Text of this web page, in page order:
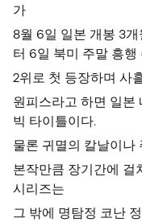
가
8월 6일 일본 개봉 3개
터 6일 북미 주말 흥행
2위로 첫 등장하며 사
원피스라고 하면 일본
빅 타이틀이다.
물론 귀멸의 칼날이나
본작만큼 장기간에 걸
시리즈는
그 밖에 명탐정 코난